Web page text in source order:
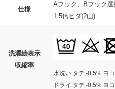
仕様
Aフック、Bフック
1.5倍ヒダ(2山)
洗濯絵表示
収縮率
水洗い:タテ -0.5% ヨ
ドライ:タテ -0.5% ヨ